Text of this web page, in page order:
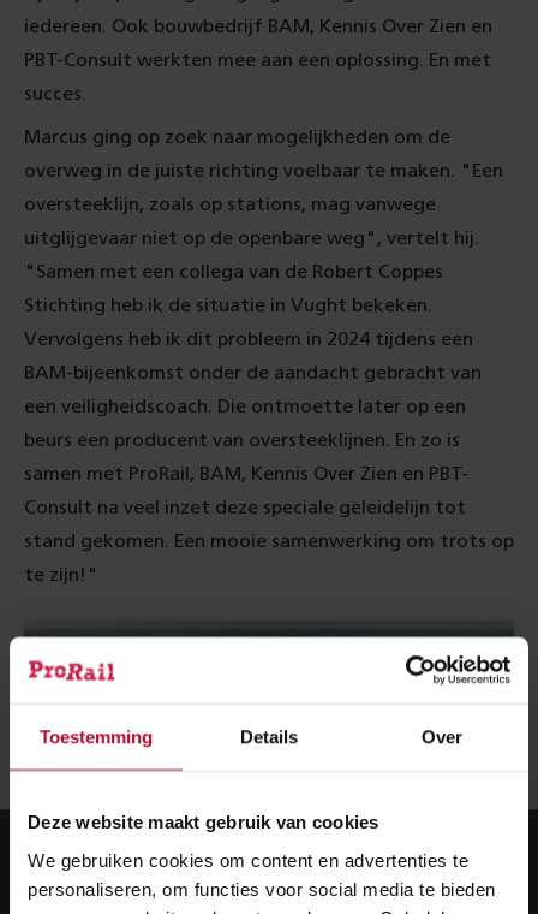
Toestemming Details Over
Deze website maakt gebruik van cookies
We gebruiken cookies om content en advertenties te
personaliseren, om functies voor social media te bieden
iedereen. Ook bouwbedrijf BAM, Kennis Over Zien en
PBT-Consult werkten mee aan een oplossing. En met
succes.
Marcus ging op zoek naar mogelijkheden om de
overweg in de juiste richting voelbaar te maken. "Een
oversteeklijn, zoals op stations, mag vanwege
uitglijgevaar niet op de openbare weg", vertelt hij.
"Samen met een collega van de Robert Coppes
Stichting heb ik de situatie in Vught bekeken.
Vervolgens heb ik dit probleem in 2024 tijdens een
BAM-bijeenkomst onder de aandacht gebracht van
een veiligheidscoach. Die ontmoette later op een
beurs een producent van oversteeklijnen. En zo is
samen met ProRail, BAM, Kennis Over Zien en PBT-
Consult na veel inzet deze speciale geleidelijn tot
stand gekomen. Een mooie samenwerking om trots op
te zijn!"